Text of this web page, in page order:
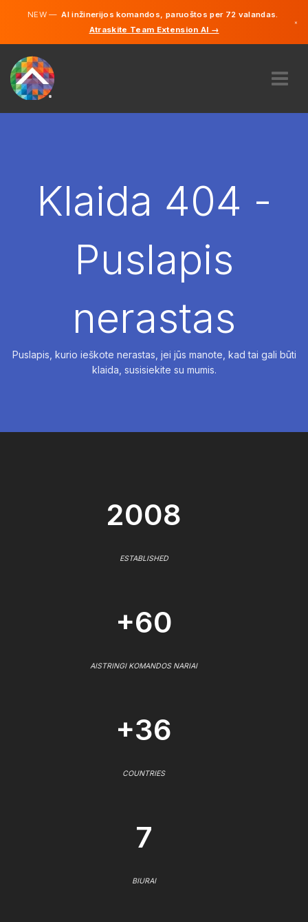
NEW —AI inžinerijos komandos, paruoštos per 72 valandas.
Atraskite Team Extension AI →
×
SAMDYTI
Anglų
Klaida 404 -
Puslapis
nerastas
Puslapis, kurio ieškote nerastas, jei jūs manote, kad tai gali būti
klaida, susisiekite su mumis.
2008
ESTABLISHED
+60
AISTRINGI KOMANDOS NARIAI
+36
COUNTRIES
7
BIURAI